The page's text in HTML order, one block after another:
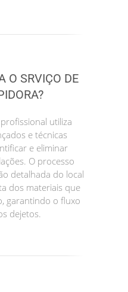
O SRVIÇO DE
utiliza
e técnicas
e eliminar
O processo
detalhada do local
dos materiais que
garantindo o fluxo
dejetos.